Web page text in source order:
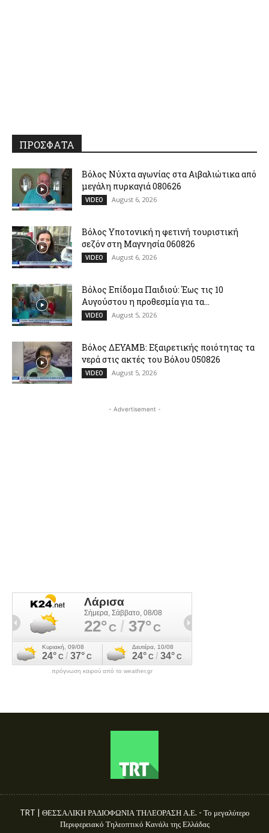
ΠΡΟΣΦΑΤΑ
Βόλος Νύχτα αγωνίας στα Αιβαλιώτικα από
μεγάλη πυρκαγιά 080626
VIDEO August 6, 2026
Βόλος Υποτονική η φετινή τουριστική
σεζόν στη Μαγνησία 060826
VIDEO August 6, 2026
Βόλος Επίδομα Παιδιού: Έως τις 10
Αυγούστου η προθεσμία για τα...
VIDEO August 5, 2026
Βόλος ΔΕΥΑΜΒ: Εξαιρετικής ποιότητας τα
νερά στις ακτές του Βόλου 050826
VIDEO August 5, 2026
- Advertisement -
πρόγνωση καιρού από το weather.gr
TRT | ΘΕΣΣΑΛΙΚΗ ΡΑΔΙΟΦΩΝΙΑ ΤΗΛΕΟΡΑΣΗ Α.Ε. - Το μεγαλύτερο
Περιφερειακό Τηλεοπτικό Κανάλι της Ελλάδας